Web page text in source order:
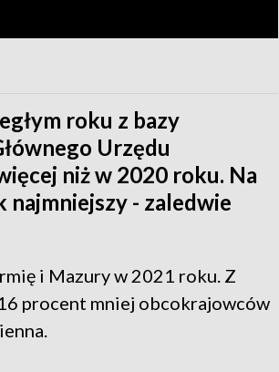
roku z bazy
Urzędu
niż w 2020 roku. Na
- zaledwie
i Mazury w 2021 roku. Z
procent mniej obcokrajowców